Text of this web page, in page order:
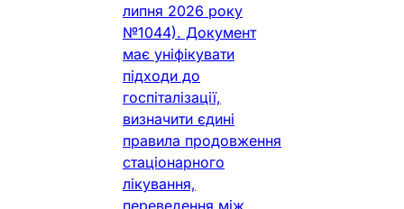
липня 2026 року
№1044). Документ
має уніфікувати
підходи до
госпіталізації,
визначити єдині
правила продовження
стаціонарного
лікування,
переведення між